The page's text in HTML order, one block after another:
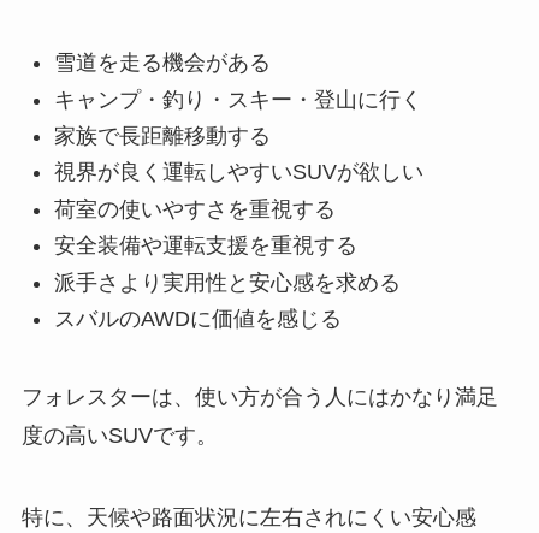
雪道を走る機会がある
キャンプ・釣り・スキー・登山に行く
家族で長距離移動する
視界が良く運転しやすいSUVが欲しい
荷室の使いやすさを重視する
安全装備や運転支援を重視する
派手さより実用性と安心感を求める
スバルのAWDに価値を感じる
フォレスターは、使い方が合う人にはかなり満足
度の高いSUVです。
特に、天候や路面状況に左右されにくい安心感